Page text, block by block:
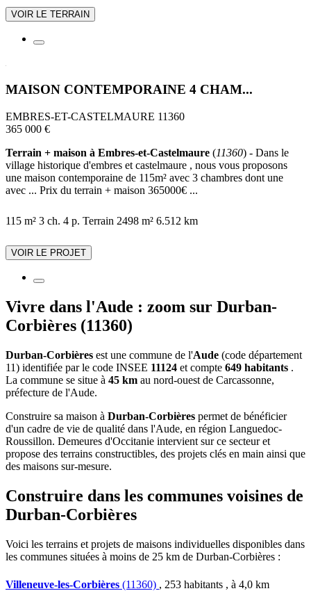
VOIR LE TERRAIN
MAISON CONTEMPORAINE 4 CHAM...
EMBRES-ET-CASTELMAURE 11360
365 000 €
Terrain + maison à Embres-et-Castelmaure (11360) - Dans le
village historique d'embres et castelmaure , nous vous proposons
une maison contemporaine de 115m² avec 3 chambres dont une
avec ... Prix du terrain + maison 365000€ ...
115 m² 3 ch. 4 p. Terrain 2498 m² 6.512 km
VOIR LE PROJET
Vivre dans l'Aude : zoom sur Durban-
Corbières (11360)
Durban-Corbières est une commune de l'Aude (code département
11) identifiée par le code INSEE 11124 et compte 649 habitants .
La commune se situe à 45 km au nord-ouest de Carcassonne,
préfecture de l'Aude.
Construire sa maison à Durban-Corbières permet de bénéficier
d'un cadre de vie de qualité dans l'Aude, en région Languedoc-
Roussillon. Demeures d'Occitanie intervient sur ce secteur et
propose des terrains constructibles, des projets clés en main ainsi que
des maisons sur-mesure.
Construire dans les communes voisines de
Durban-Corbières
Voici les terrains et projets de maisons individuelles disponibles dans
les communes situées à moins de 25 km de Durban-Corbières :
Villeneuve-les-Corbières (11360) , 253 habitants , à 4,0 km